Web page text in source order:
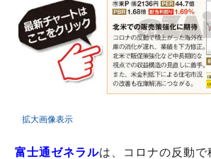
拡大画像表示
富士通ゼネラルは、コロナの反動